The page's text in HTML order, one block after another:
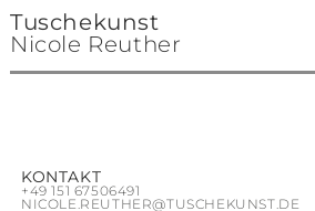
Tuschekunst
Nicole Reuther
Geste flieder
KONTAKT
+49 ‭151 67506491‬
NICOLE.REUTHER@TUSCHEKUNST.DE